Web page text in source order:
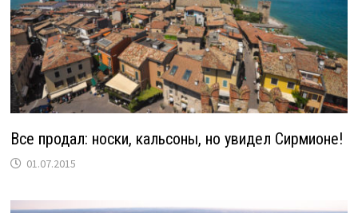
Все продал: носки, кальсоны, но увидел Сирмионе!
01.07.2015